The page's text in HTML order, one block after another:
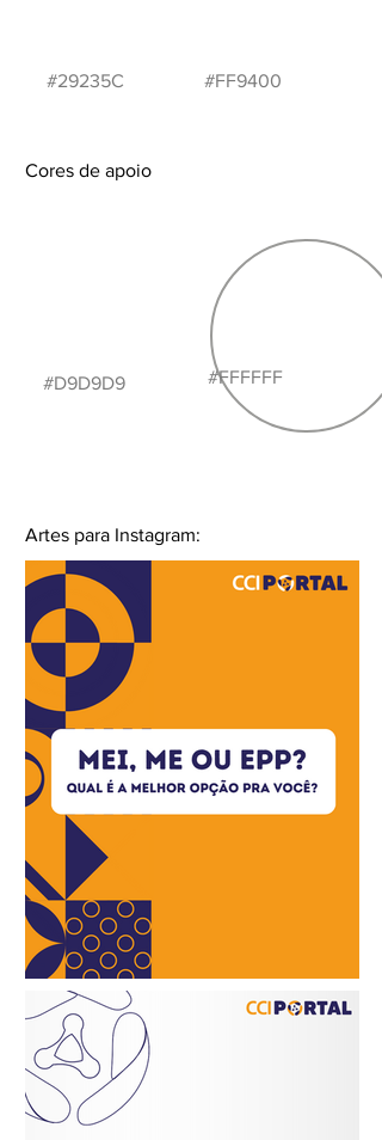
#29235C #FF9400
Cores de apoio
#D9D9D9 #FFFFFF
Artes para Instagram: